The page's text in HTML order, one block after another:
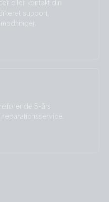
Українська
eller kontakt din
support,
5-års
reparationsservice.